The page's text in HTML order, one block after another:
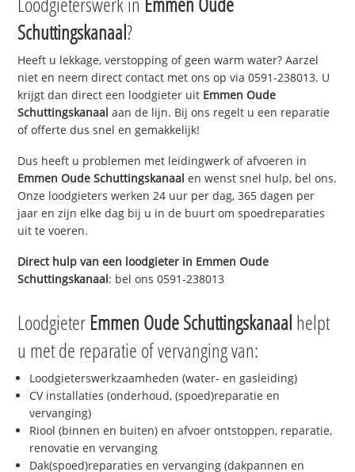
Schuttingskanaal?
Heeft u lekkage, verstopping of geen warm water? Aarzel
niet en neem direct contact met ons op via 0591-238013. U
krijgt dan direct een loodgieter uit Emmen Oude
Schuttingskanaal aan de lijn. Bij ons regelt u een reparatie
of offerte dus snel en gemakkelijk!
Dus heeft u problemen met leidingwerk of afvoeren in
Emmen Oude Schuttingskanaal en wenst snel hulp, bel ons.
Onze loodgieters werken 24 uur per dag, 365 dagen per
jaar en zijn elke dag bij u in de buurt om spoedreparaties
uit te voeren.
Direct hulp van een loodgieter in Emmen Oude
Schuttingskanaal: bel ons 0591-238013
Loodgieter Emmen Oude Schuttingskanaal helpt
u met de reparatie of vervanging van:
Loodgieterswerkzaamheden (water- en gasleiding)
CV installaties (onderhoud, (spoed)reparatie en
vervanging)
Riool (binnen en buiten) en afvoer ontstoppen, reparatie,
renovatie en vervanging
Dak(spoed)reparaties en vervanging (dakpannen en